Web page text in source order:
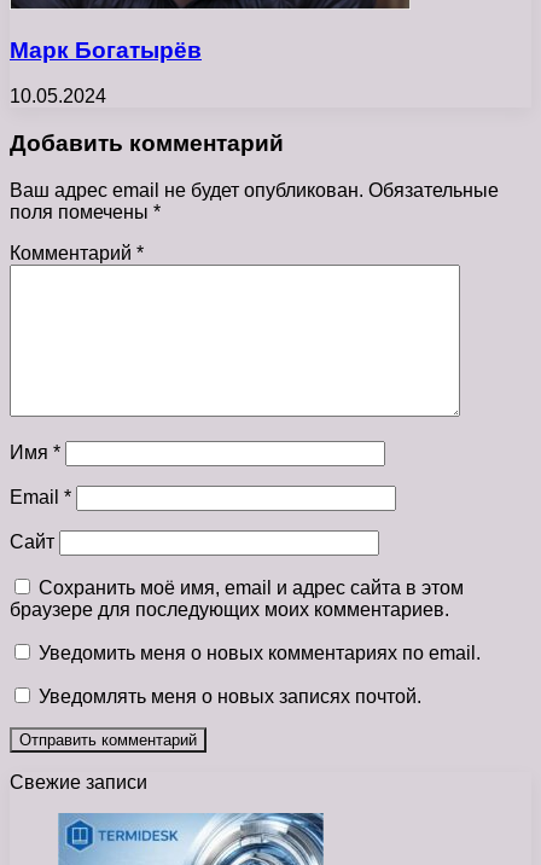
Марк Богатырёв
10.05.2024
Добавить комментарий
Ваш адрес email не будет опубликован. Обязательные
поля помечены *
Комментарий *
Имя *
Email *
Сайт
Сохранить моё имя, email и адрес сайта в этом
браузере для последующих моих комментариев.
Уведомить меня о новых комментариях по email.
Уведомлять меня о новых записях почтой.
Свежие записи